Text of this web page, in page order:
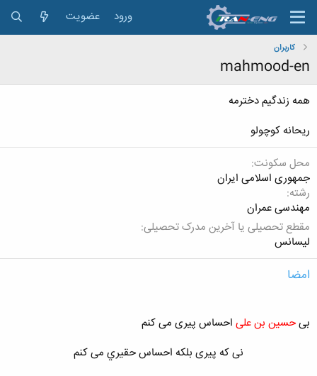
ورود عضویت
کاربران
mahmood-en
همه زندگیم دخترمه
ریحانه کوچولو
محل سکونت
جمهوری اسلامی ایران
رشته
مهندسی عمران
مقطع تحصیلی یا آخرین مدرک تحصیلی
لیسانس
امضا
بیحسین بن علی احساس پیری می کنم
نی که پیری بلکه احساس حقيري می کنم